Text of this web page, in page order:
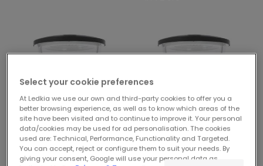
281,99 € 293,99 €
Select your cookie preferences
At Ledkia we use our own and third-party cookies to offer you a
better browsing experience, as well as to know which areas of the
site have been visited and to continue to improve it. Your personal
data/cookies may be used for ad personalisation. The cookies
used are: Technical, Performance, Functionality and Targeted.
You can accept, reject or configure them to suit your needs. By
giving your consent, Google will use your personal data as